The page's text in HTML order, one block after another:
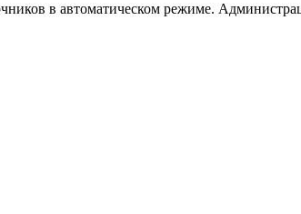
в автоматическом режиме.